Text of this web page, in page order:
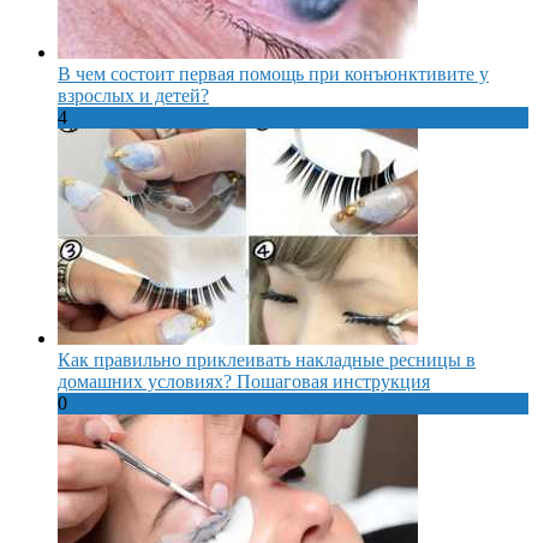
В чем состоит первая помощь при конъюнктивите у
взрослых и детей?
4
Как правильно приклеивать накладные ресницы в
домашних условиях? Пошаговая инструкция
0